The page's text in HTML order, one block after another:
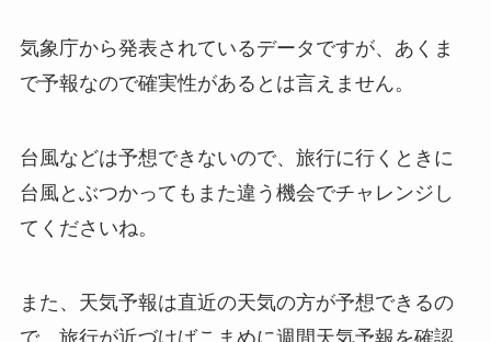
気象庁から発表されているデータですが、あくま
で予報なので確実性があるとは言えません。
台風などは予想できないので、旅行に行くときに
台風とぶつかってもまた違う機会でチャレンジし
てくださいね。
また、天気予報は直近の天気の方が予想できるの
で、旅行が近づけばこまめに週間天気予報を確認